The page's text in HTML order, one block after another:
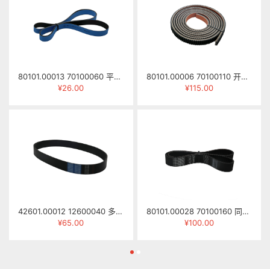
80101.00013 70100060 平面皮带1655mm×20mm×1.7mm
¥26.00
80101.00006 70100110 开口皮带/压梁皮带 20×8×3300mm
¥115.00
42601.00012 12600040 多楔带 13PK-1190
¥65.00
80101.00028 70100160 同步齿皮带 HTD-8M-1224mm (带宽35mm)
¥100.00